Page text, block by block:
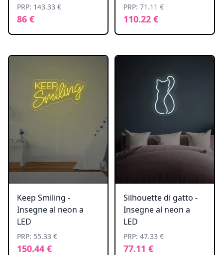
PRP: 143.33 €
86 €
PRP: 71.11 €
110.22 €
Keep Smiling -
Insegne al neon a
LED
PRP: 55.33 €
150.44 €
Silhouette di gatto -
Insegne al neon a
LED
PRP: 47.33 €
77.11 €